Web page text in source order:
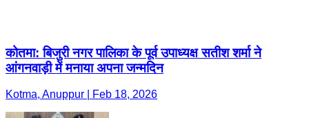
कोतमा: बिजुरी नगर पालिका के पूर्व उपाध्यक्ष सतीश शर्मा ने
आंगनवाड़ी में मनाया अपना जन्मदिन
Kotma, Anuppur | Feb 18, 2026